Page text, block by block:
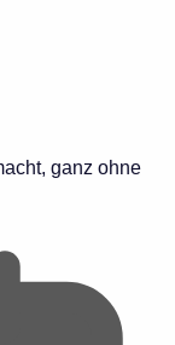
ganz ohne